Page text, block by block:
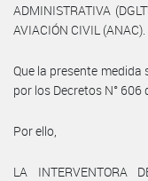
ADMINISTRATIVA
AVIACIÓN CIVIL (ANAC).
Que la presente
por los Decretos N° 606
Por ello,
LA INTERVENTORA